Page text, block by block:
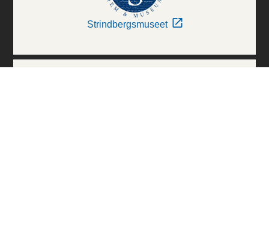
Strindbergsmuseet